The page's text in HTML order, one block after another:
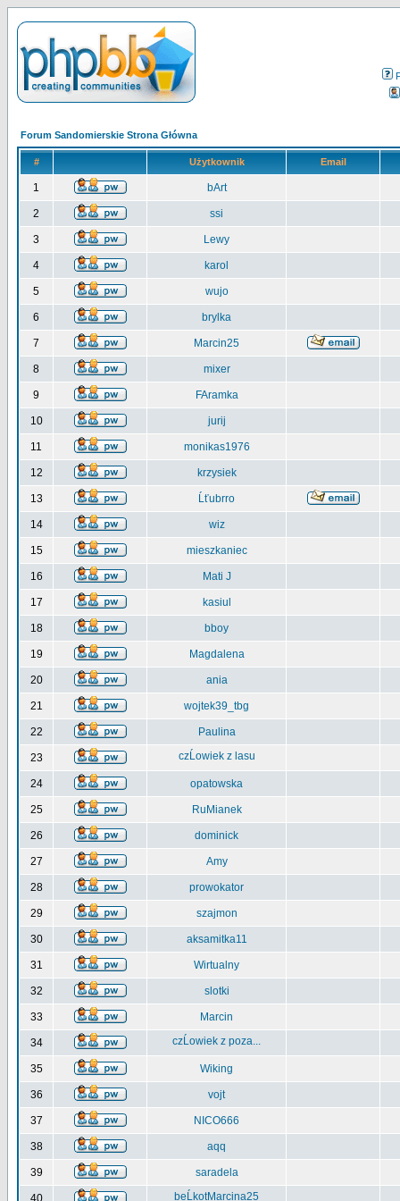
Forum Sandomierskie Strona Główna
# Użytkownik Email
1 bArt
2 ssi
3 Lewy
4 karol
5 wujo
6 brylka
7 Marcin25
8 mixer
9 FAramka
10 jurij
11 monikas1976
12 krzysiek
13 Ĺťubrro
14 wiz
15 mieszkaniec
16 Mati J
17 kasiul
18 bboy
19 Magdalena
20 ania
21 wojtek39_tbg
22 Paulina
23 czĹowiek z lasu
24 opatowska
25 RuMianek
26 dominick
27 Amy
28 prowokator
29 szajmon
30 aksamitka11
31 Wirtualny
32 slotki
33 Marcin
34 czĹowiek z poza...
35 Wiking
36 vojt
37 NICO666
38 aqq
39 saradela
40 beĹkotMarcina25